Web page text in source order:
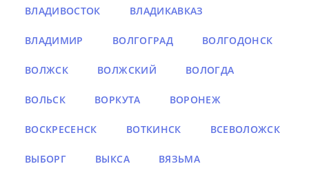
ВЛАДИВОСТОК ВЛАДИКАВКАЗ
ВЛАДИМИР ВОЛГОГРАД ВОЛГОДОНСК
ВОЛЖСК ВОЛЖСКИЙ ВОЛОГДА
ВОЛЬСК ВОРКУТА ВОРОНЕЖ
ВОСКРЕСЕНСК ВОТКИНСК ВСЕВОЛОЖСК
ВЫБОРГ ВЫКСА ВЯЗЬМА